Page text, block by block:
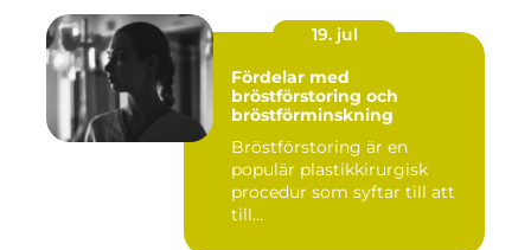
19. jul
Fördelar med
bröstförstoring och
bröstförminskning
Bröstförstoring är en
populär plastikkirurgisk
procedur som syftar till att
till...